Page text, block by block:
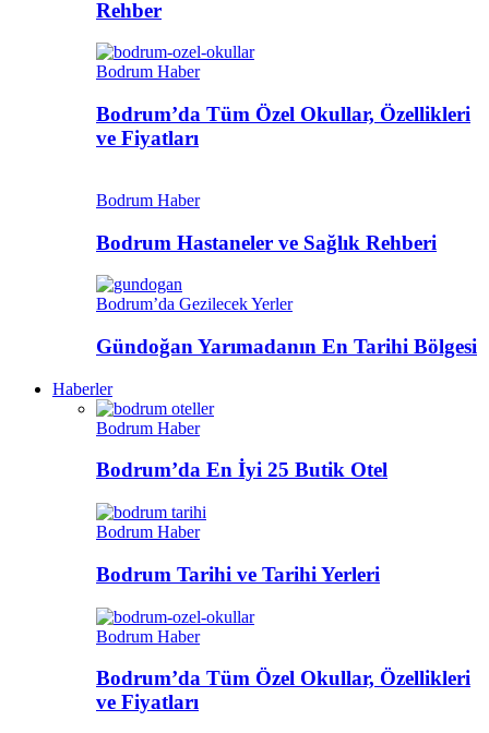
Rehber
Bodrum Haber
Bodrum’da Tüm Özel Okullar, Özellikleri
ve Fiyatları
Bodrum Haber
Bodrum Hastaneler ve Sağlık Rehberi
Bodrum’da Gezilecek Yerler
Gündoğan Yarımadanın En Tarihi Bölgesi
Haberler
Bodrum Haber
Bodrum’da En İyi 25 Butik Otel
Bodrum Haber
Bodrum Tarihi ve Tarihi Yerleri
Bodrum Haber
Bodrum’da Tüm Özel Okullar, Özellikleri
ve Fiyatları